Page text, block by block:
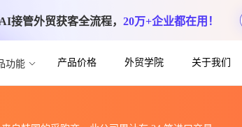
接管外贸获客全流程， 20万+企业都在用！
功能 产品价格 外贸学院 关于我们